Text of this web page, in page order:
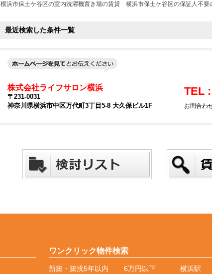
横浜市保土ケ谷区の室内洗濯機置き場の賃貸 横浜市保土ケ谷区の保証人不要
最近検索した条件一覧
株式会社ライフサロン横浜
〒231-0031
神奈川県横浜市中区万代町3丁目5-8 大久保ビル1F
TEL
お問合わ
ワンクリック物件検索
新築・築浅5年以内
6万円以下
横浜駅